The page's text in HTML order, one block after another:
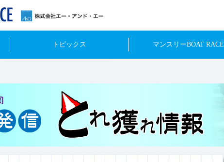
トピックス マンスリーBOAT RACE